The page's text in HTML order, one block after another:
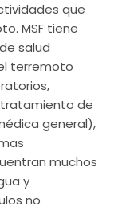
que
MSF tiene
salud
terremoto
de
general),
muchos
y
no